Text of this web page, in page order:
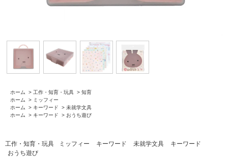
ホーム > 工作・知育・玩具 > 知育
ホーム
> ミッフィー
ホーム
> キーワード > 未就学文具
ホーム
> キーワード > おうち遊び
工作・知育・玩具 ミッフィー キーワード 未就学文具
キーワード
おうち遊び